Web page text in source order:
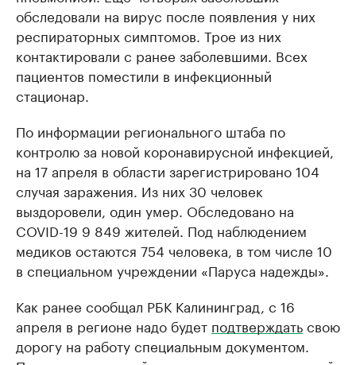
обследовали на вирус после появления у них
респираторных симптомов. Трое из них
контактировали с ранее заболевшими. Всех
пациентов поместили в инфекционный
стационар.
По информации регионального штаба по
контролю за новой коронавирусной инфекцией,
на 17 апреля в области зарегистрировано 104
случая заражения. Из них 30 человек
выздоровели, один умер. Обследовано на
COVID-19 9 849 жителей. Под наблюдением
медиков остаются 754 человекa, в том числе 10
в специальном учреждении «Паруса надежды».
Как ранее сообщал РБК Калининград, с 16
апреля в регионе надо будет подтверждатьсвою
дорогу на работу специальным документом.